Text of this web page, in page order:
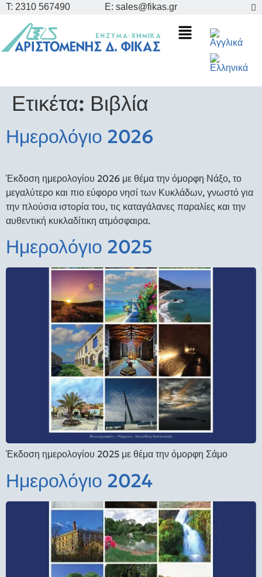
Τ: 2310 567490 E: sales@fikas.gr
Ετικέτα: Βιβλία
Ημερολόγιο 2026
Έκδοση ημερολογίου 2026 με θέμα την όμορφη Νάξο, το
μεγαλύτερο και πιο εύφορο νησί των Κυκλάδων, γνωστό για
την πλούσια ιστορία του, τις καταγάλανες παραλίες και την
αυθεντική κυκλαδίτικη ατμόσφαιρα.
Ημερολόγιο 2025
Έκδοση ημερολογίου 2025 με θέμα την όμορφη Σάμο
Ημερολόγιο 2024